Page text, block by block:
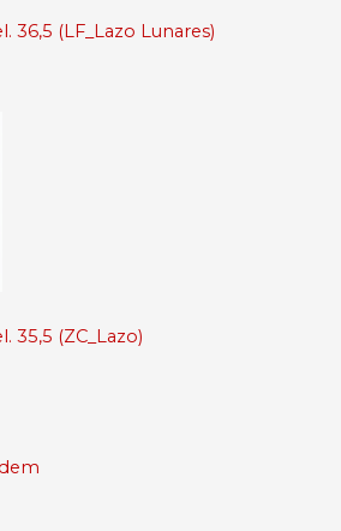
36,5 (LF_Lazo Lunares)
35,5 (ZC_Lazo)